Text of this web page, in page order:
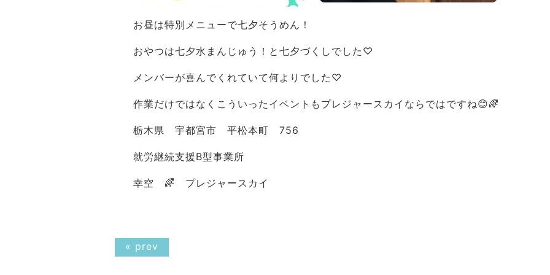
お昼は特別メニューで七夕そうめん！
おやつは七夕水まんじゅう！と七夕づくしでした♡
メンバーが喜んでくれていて何よりでした♡
作業だけではなくこういったイベントもプレジャースカイならではですね😊🌈
栃木県 宇都宮市 平松本町 756
就労継続支援B型事業所
幸空 🌈 プレジャースカイ
« prev